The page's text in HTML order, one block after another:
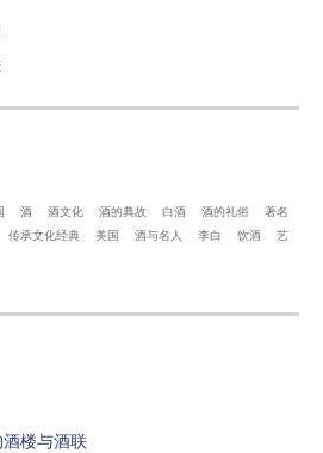
酒 酒文化 酒的典故 白酒 酒的礼俗
著名
传承文化经典 美国 酒与名人 李白 饮酒
艺
楼与酒联